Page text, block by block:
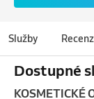
Služby
Dostupné
KOSMETICKÉ